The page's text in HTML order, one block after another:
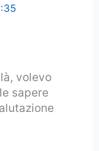
volevo
sapere